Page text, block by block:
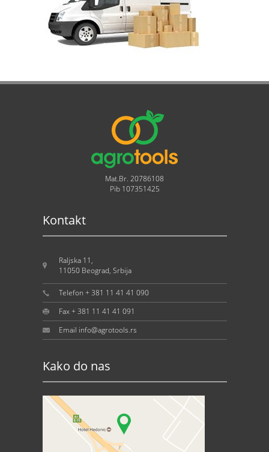
Mat.Br. 20786108
Pib 107351425
Kontakt
Raljska 11,
11050 Beograd, Srbija
Telefon + 381 11 41 41 090
Fax + 381 11 41 41 091
Email info@agrotools.rs
Kako do nas